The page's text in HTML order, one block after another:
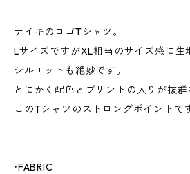
ナイキのロゴTシャツ。
LサイズですがXL相当のサイズ感に生
シルエットも絶妙です。
とにかく配色とプリントの入りが抜群
このTシャツのストロングポイントで
•FABRIC